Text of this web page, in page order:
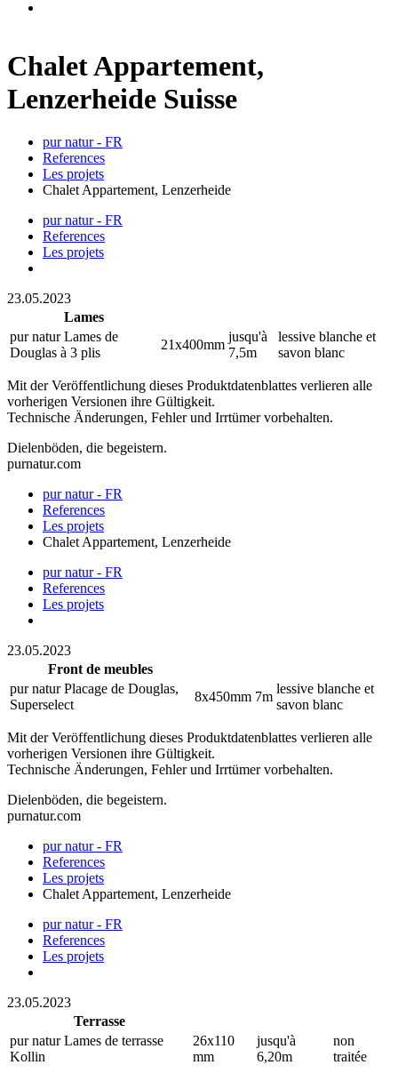
Chalet Appartement,
Lenzerheide Suisse
pur natur - FR
References
Les projets
Chalet Appartement, Lenzerheide
pur natur - FR
References
Les projets
23.05.2023
Lames
pur natur Lames de
Douglas à 3 plis
21x400mm
jusqu'à
7,5m
lessive blanche et
savon blanc
Mit der Veröffentlichung dieses Produktdatenblattes verlieren alle
vorherigen Versionen ihre Gültigkeit.
Technische Änderungen, Fehler und Irrtümer vorbehalten.
Dielenböden, die begeistern.
purnatur.com
pur natur - FR
References
Les projets
Chalet Appartement, Lenzerheide
pur natur - FR
References
Les projets
23.05.2023
Front de meubles
pur natur Placage de Douglas,
Superselect
8x450mm 7m
lessive blanche et
savon blanc
Mit der Veröffentlichung dieses Produktdatenblattes verlieren alle
vorherigen Versionen ihre Gültigkeit.
Technische Änderungen, Fehler und Irrtümer vorbehalten.
Dielenböden, die begeistern.
purnatur.com
pur natur - FR
References
Les projets
Chalet Appartement, Lenzerheide
pur natur - FR
References
Les projets
23.05.2023
Terrasse
pur natur Lames de terrasse
Kollin
26x110
mm
jusqu'à
6,20m
non
traitée